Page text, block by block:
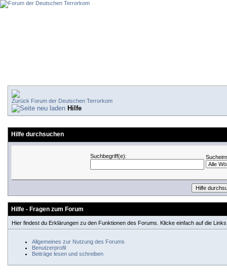
Forum der Deutschen Terrorkom
Hilfe
Hilfe durchsuchen
Suchbegriff(e):
Hilfe - Fragen zum Forum
Hier findest du Erklärungen zu den Funktionen des Forums. Klicke einfach auf die
Allgemeines zur Nutzung des Forums
Benutzerprofil
Beiträge lesen und schreiben